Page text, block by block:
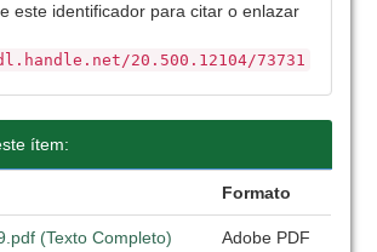
este identificador para citar o enlazar
20.500.12104/73731
ítem:
Formato
(Texto Completo) Adobe PDF